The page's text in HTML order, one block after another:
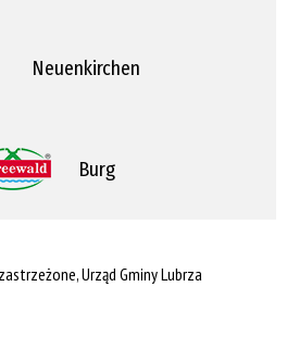
Neuenkirchen
Burg
Urząd Gminy Lubrza